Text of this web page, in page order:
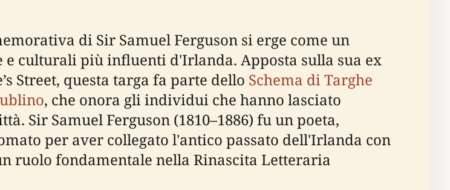
di Sir Samuel Ferguson si erge come un
culturali più influenti d'Irlanda. Apposta sulla sua ex
Street, questa targa fa parte dello Schema di Targhe
, che onora gli individui che hanno lasciato
Sir Samuel Ferguson (1810–1886) fu un poeta,
per aver collegato l'antico passato dell'Irlanda con
ruolo fondamentale nella Rinascita Letteraria